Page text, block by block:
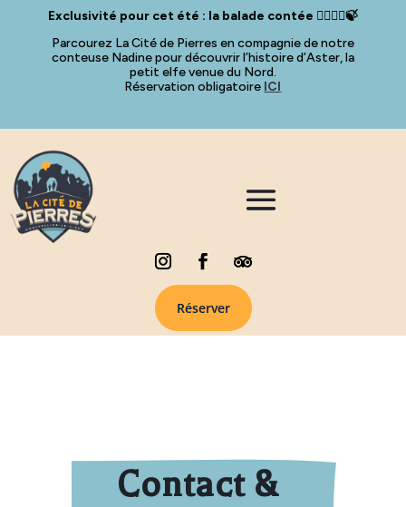
Exclusivité pour cet été : la balade contée 🧚🏻‍♀️✨🍃
Parcourez La Cité de Pierres en compagnie de notre
conteuse Nadine pour découvrir l’histoire d’Aster, la
petit elfe venue du Nord.
Réservation obligatoire ICI
Réserver
Contact &